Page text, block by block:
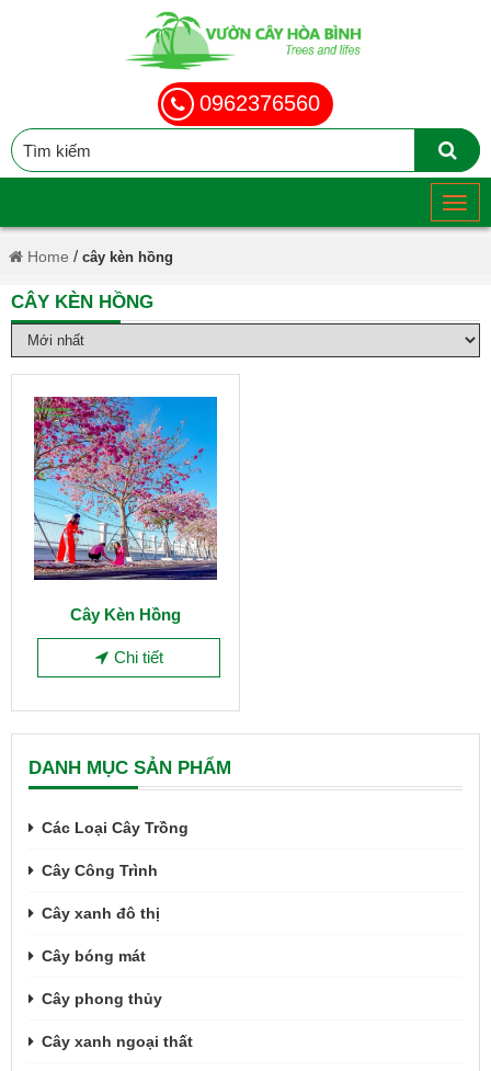
0962376560
Home / cây kèn hồng
CÂY KÈN HỒNG
Cây Kèn Hồng
Chi tiết
DANH MỤC SẢN PHẨM
Các Loại Cây Trồng
Cây Công Trình
Cây xanh đô thị
Cây bóng mát
Cây phong thủy
Cây xanh ngoại thất